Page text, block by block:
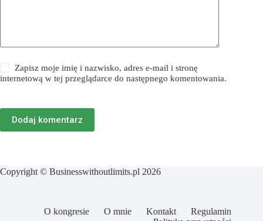
Zapisz moje imię i nazwisko, adres e-mail i stronę
internetową w tej przeglądarce do następnego komentowania.
Dodaj komentarz
Copyright © Businesswithoutlimits.pl 2026
O kongresie O mnie Kontakt
Regulamin